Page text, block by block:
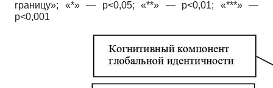
границу»; «*» — p<0,05; «**» — p<0,01; «***» —
p<0,001